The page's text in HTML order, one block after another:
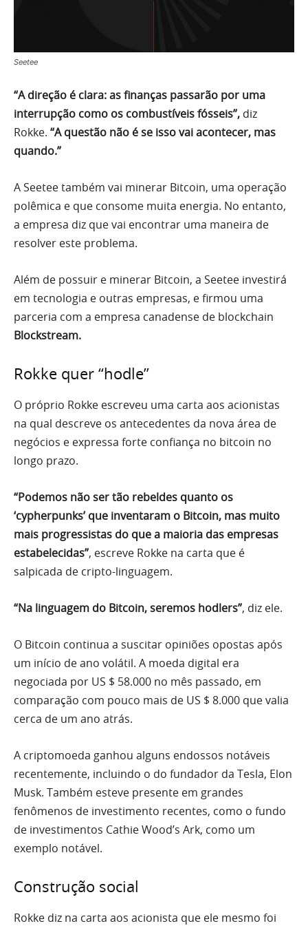
Seetee
“A direção é clara: as finanças passarão por uma
interrupção como os combustíveis fósseis”, diz
Rokke. “A questão não é se isso vai acontecer, mas
quando.”
A Seetee também vai minerar Bitcoin, uma operação
polêmica e que consome muita energia. No entanto,
a empresa diz que vai encontrar uma maneira de
resolver este problema.
Além de possuir e minerar Bitcoin, a Seetee investirá
em tecnologia e outras empresas, e firmou uma
parceria com a empresa canadense de blockchain
Blockstream.
Rokke quer “hodle”
O próprio Rokke escreveu uma carta aos acionistas
na qual descreve os antecedentes da nova área de
negócios e expressa forte confiança no bitcoin no
longo prazo.
“Podemos não ser tão rebeldes quanto os
‘cypherpunks’ que inventaram o Bitcoin, mas muito
mais progressistas do que a maioria das empresas
estabelecidas”, escreve Rokke na carta que é
salpicada de cripto-linguagem.
“Na linguagem do Bitcoin, seremos hodlers”, diz ele.
O Bitcoin continua a suscitar opiniões opostas após
um início de ano volátil. A moeda digital era
negociada por US $ 58.000 no mês passado, em
comparação com pouco mais de US $ 8.000 que valia
cerca de um ano atrás.
A criptomoeda ganhou alguns endossos notáveis ​​
recentemente, incluindo o do fundador da Tesla, Elon
Musk. Também esteve presente em grandes
fenômenos de investimento recentes, como o fundo
de investimentos Cathie Wood’s Ark, como um
exemplo notável.
Construção social
Rokke diz na carta aos acionista que ele mesmo foi